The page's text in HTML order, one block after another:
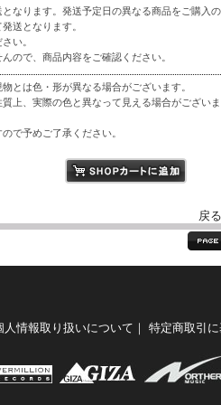
なります。発送予定日の異なる商品をご購入の
送となります。
い。
ので、商品内容をご確認ください。
とは色・形が異なる場合がございます。
上、実際の色と異なって見える場合がございま
で予めご了承ください。
戻る
人情報取り扱いについて ｜ 特定商取引